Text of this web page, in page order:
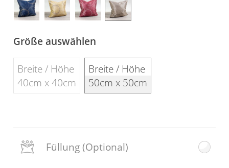
Gardinenstange
Stoffe
Panneaux
Größe auswählen
Breite / Höhe
40cm x 40cm
Breite / Höhe
50cm x 50cm
Füllung(Optional)